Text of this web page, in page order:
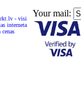
Your mail: